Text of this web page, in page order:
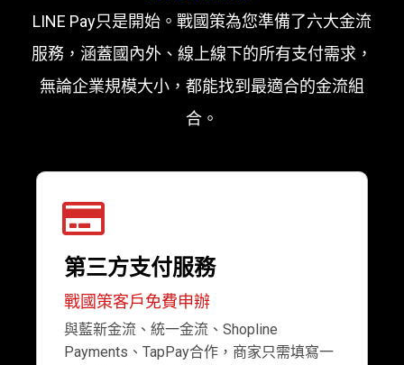
LINE Pay只是開始。戰國策為您準備了六大金流
服務，涵蓋國內外、線上線下的所有支付需求，
無論企業規模大小，都能找到最適合的金流組
合。
第三方支付服務
戰國策客戶免費申辦
與藍新金流、統一金流、Shopline
Payments、TapPay合作，商家只需填寫一